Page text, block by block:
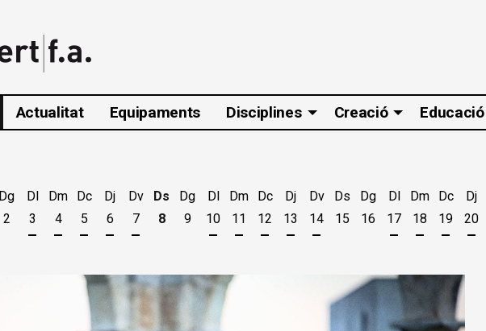
Actualitat Equipaments Disciplines Creació Educació
Dg
2
Dl
3
Dilluns 3 d'agost
Dm
4
Dimarts 4 d'agost
Dc
5
Dimecres 5 d'agost
Dj
6
Dijous 6 d'agost
Dv
7
Divendres 7 d'agost
Ds
8
Dg
9
Dl
10
Dilluns 10 d'agost
Dm
11
Dimarts 11 d'agost
Dc
12
Dimecres 12 d'agost
Dj
13
Dijous 13 d'agost
Dv
14
Divendres 14 d'agost
Ds
15
Dg
16
Dl
17
Dilluns 17
Dm
18
Dimarts 18
Dc
19
Dj
20